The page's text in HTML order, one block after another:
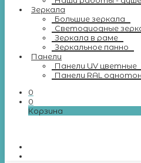
Зеркала
Большие зеркала
Светодиодные
Зеркала в раме
Зеркальное панно
Панели
Панели UV цветные
Панели RAL
0
0
Корзина